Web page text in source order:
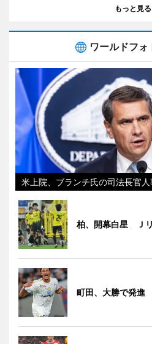
もっと見る
ワールドフォ
米上院、ブランチ氏の司法長官
柏、開幕白星 Ｊ
町田、大勝で発進